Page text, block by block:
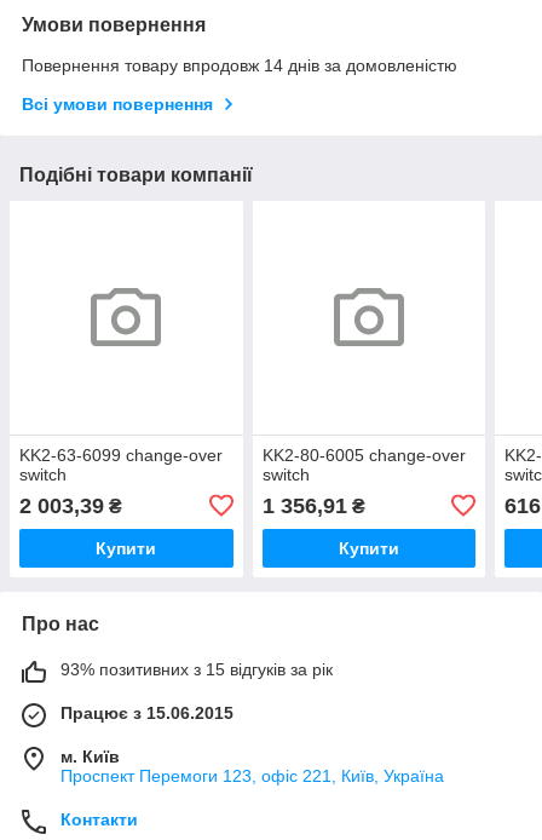
Умови повернення
Повернення товару впродовж 14 днів за домовленістю
Всі умови повернення
Подібні товари компанії
KK2-63-6099 change-over
switch
2 003,39 ₴
Купити
KK2-80-6005 change-over
switch
1 356,91₴
Купити
Про нас
93% позитивних з 15 відгуків за рік
Працює з 15.06.2015
м. Київ
Проспект Перемоги 123, офіс 221, Київ, Україна
Контакти